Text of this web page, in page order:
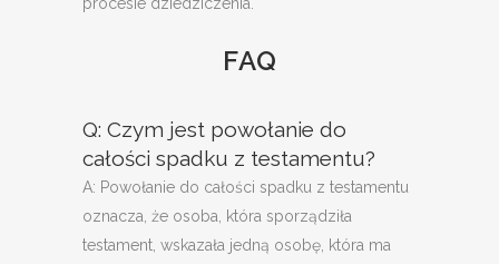
procesie dziedziczenia.
FAQ
Q: Czym jest powołanie do
całości spadku z testamentu?
A: Powołanie do całości spadku z testamentu
oznacza, że osoba, która sporządziła
testament, wskazała jedną osobę, która ma